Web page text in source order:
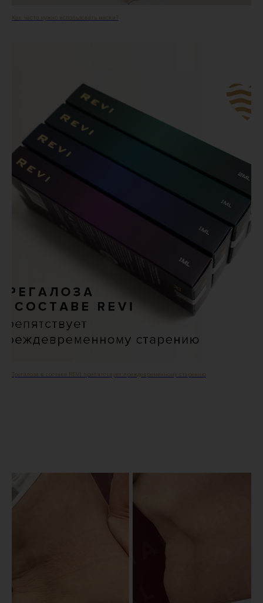
Как часто нужно использовать маски?
Трегалоза в составе REVI препятствует преждевременному старению